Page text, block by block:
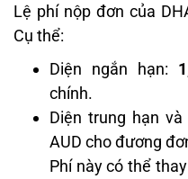
Lệ phí nộp đơn của
Cụ thể:
Diện ngắn hạn:
chính.
Diện trung hạn
AUD cho đương
Phí này có thể